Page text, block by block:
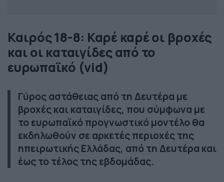
Καιρός 18-8: Καρέ καρέ οι βροχές
και οι καταιγίδες από το
ευρωπαϊκό (vid)
Γύρος αστάθειας από τη Δευτέρα με
βροχές και καταιγίδες, που σύμφωνα με
το ευρωπαϊκό προγνωστικό μοντέλο θα
εκδηλωθούν σε αρκετές περιοχές της
ηπειρωτικής Ελλάδας, από τη Δευτέρα και
έως το τέλος της εβδομάδας.